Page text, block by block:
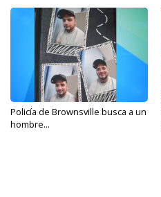
Policía de Brownsville busca a un
hombre...